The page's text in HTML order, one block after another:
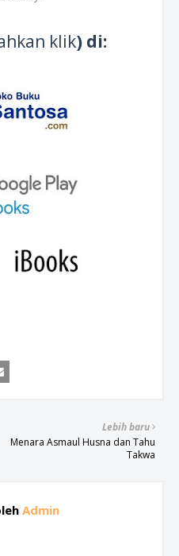
klik) di:
Lebih baru
Menara Asmaul Husna dan Tahu
Takwa
Admin